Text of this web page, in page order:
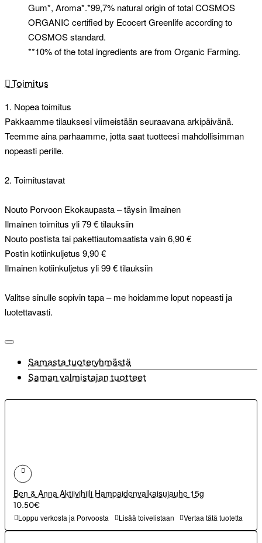
Gum*, Aroma*.*99,7% natural origin of total COSMOS
ORGANIC certified by Ecocert Greenlife according to
COSMOS standard.
**10% of the total ingredients are from Organic Farming.
Toimitus
1. Nopea toimitus
Pakkaamme tilauksesi viimeistään seuraavana arkipäivänä.
Teemme aina parhaamme, jotta saat tuotteesi mahdollisimman
nopeasti perille.
2. Toimitustavat
Nouto Porvoon Ekokaupasta – täysin ilmainen
Ilmainen toimitus yli 79 € tilauksiin
Nouto postista tai pakettiautomaatista vain 6,90 €
Postin kotiinkuljetus 9,90 €
Ilmainen kotiinkuljetus yli 99 € tilauksiin
Valitse sinulle sopivin tapa – me hoidamme loput nopeasti ja
luotettavasti.
Samasta tuoteryhmästä
Saman valmistajan tuotteet
Ben & Anna Aktiivihiili Hampaidenvalkaisujauhe 15g
10.50€
Loppu verkosta ja Porvoosta Lisää toivelistaan Vertaa tätä tuotetta